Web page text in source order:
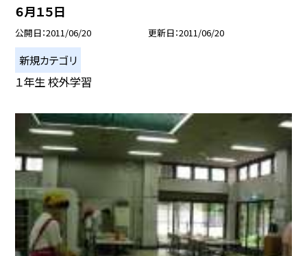
６月１５日
公開日 2011/06/20 更新日 2011/06/20
新規カテゴリ
１年生 校外学習